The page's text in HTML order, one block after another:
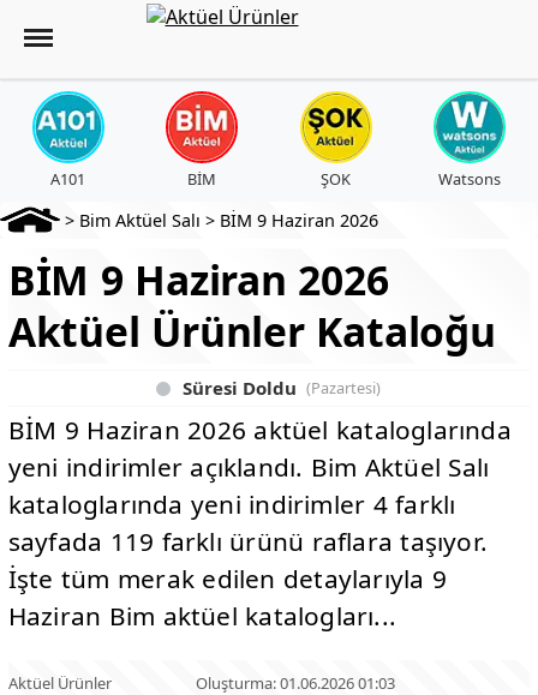
A101 BİM ŞOK Watsons
> Bim Aktüel Salı > BİM 9 Haziran 2026
BİM 9 Haziran 2026
Aktüel Ürünler Kataloğu
Süresi Doldu (Pazartesi)
BİM 9 Haziran 2026 aktüel kataloglarında
yeni indirimler açıklandı. Bim Aktüel Salı
kataloglarında yeni indirimler 4 farklı
sayfada 119 farklı ürünü raflara taşıyor.
İşte tüm merak edilen detaylarıyla 9
Haziran Bim aktüel katalogları...
Aktüel Ürünler
Oluşturma: 01.06.2026 01:03